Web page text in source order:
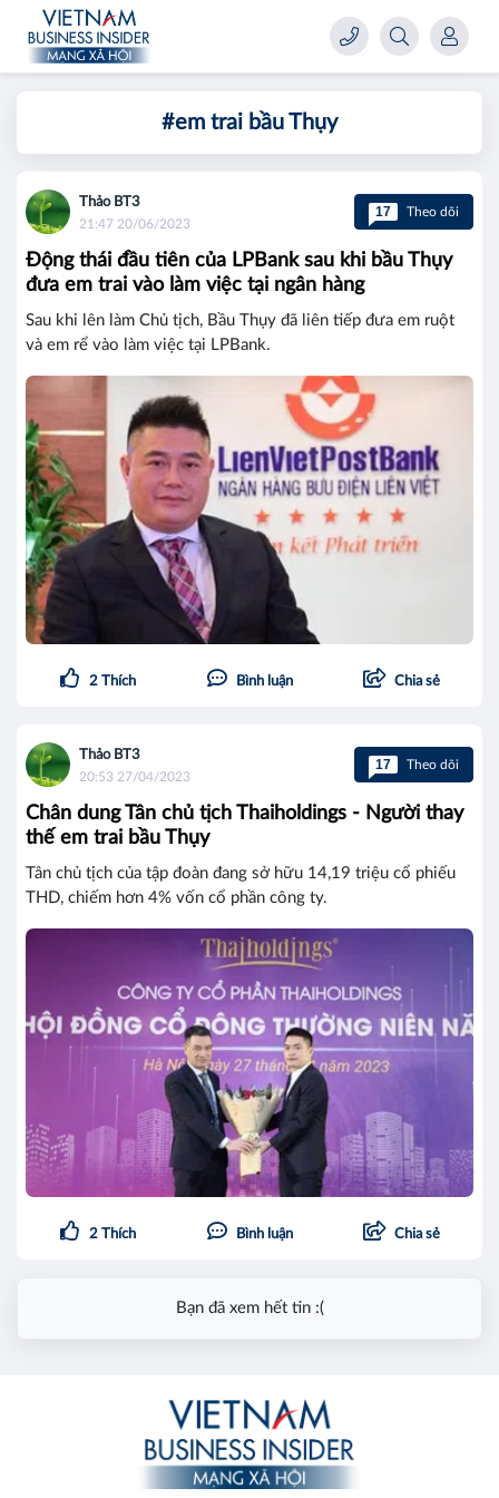
#em trai bầu Thụy
Thảo BT3
21:47 20/06/2023
17 Theo dõi
Động thái đầu tiên của LPBank sau khi bầu Thụy
đưa em trai vào làm việc tại ngân hàng
Sau khi lên làm Chủ tịch, Bầu Thụy đã liên tiếp đưa em ruột
và em rể vào làm việc tại LPBank.
2 Thích Bình luận Chia sẻ
Thảo BT3
20:53 27/04/2023
17 Theo dõi
Chân dung Tân chủ tịch Thaiholdings - Người thay
thế em trai bầu Thụy
Tân chủ tịch của tập đoàn đang sở hữu 14,19 triệu cổ phiếu
THD, chiếm hơn 4% vốn cổ phần công ty.
2 Thích Bình luận Chia sẻ
Bạn đã xem hết tin :(